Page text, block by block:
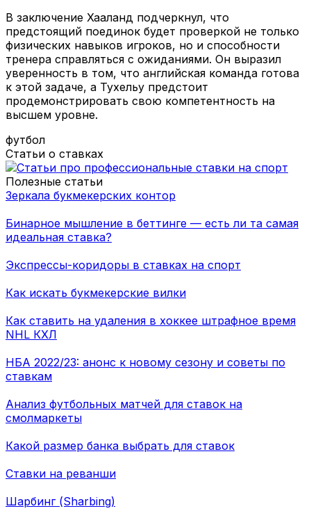
В заключение Хааланд подчеркнул, что
предстоящий поединок будет проверкой не только
физических навыков игроков, но и способности
тренера справляться с ожиданиями. Он выразил
уверенность в том, что английская команда готова
к этой задаче, а Тухельу предстоит
продемонстрировать свою компетентность на
высшем уровне.
футбол
Статьи о ставках
Полезные статьи
Зеркала букмекерских контор
Бинарное мышление в беттинге — есть ли та самая
идеальная ставка?
Экспрессы-коридоры в ставках на спорт
Как искать букмекерские вилки
Как ставить на удаления в хоккее штрафное время
NHL КХЛ
НБА 2022/23: анонс к новому сезону и советы по
ставкам
Анализ футбольных матчей для ставок на
смолмаркеты
Какой размер банка выбрать для ставок
Ставки на реванши
Шарбинг (Sharbing)